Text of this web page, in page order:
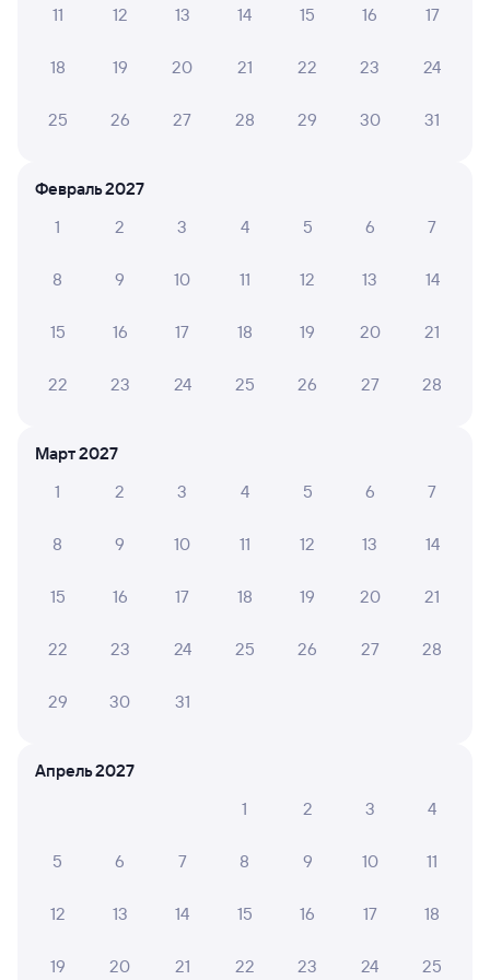
ЖД билеты в Пелым
Мы используем cookies для более удобной работы
11 12 13 14 15 16 17
18 19 20 21 22 23 24
25 26 27 28 29 30 31
Февраль 2027
1
2 3 4 5 6 7
8 9 10 11 12 13 14
15 16 17 18 19 20 21
22 23 24 25 26 27 28
Март 2027
1
2 3 4 5 6 7
8 9 10 11 12 13 14
15 16 17 18 19 20 21
22 23 24 25 26 27 28
29 30 31
Апрель 2027
1
2 3 4
5 6 7 8 9 10 11
12 13 14 15 16 17 18
19 20 21 22 23 24 25